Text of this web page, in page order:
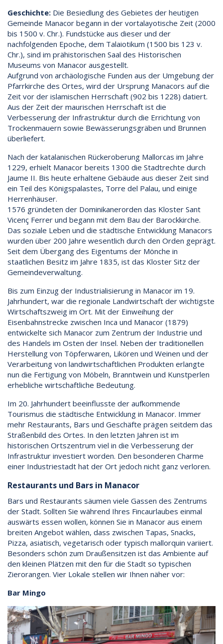
Geschichte: Die Besiedlung des Gebietes der heutigen
Gemeinde Manacor begann in der vortalayotische Zeit (2000
bis 1500 v. Chr.). Fundstücke aus dieser und der
nachfolgenden Epoche, dem Talaiotikum (1500 bis 123 v.
Chr.), sind im prähistorischen Saal des Historischen
Museums von Manacor ausgestellt.
Aufgrund von archäologische Funden aus der Umgebung der
Pfarrkirche des Ortes, wird der Ursprung Manacors auf die
Zeit vor der islamischen Herrschaft (902 bis 1228) datiert.
Aus der Zeit der maurischen Herrschaft ist die
Verbesserung der Infrastruktur durch die Errichtung von
Trockenmauern sowie Bewässerungsgräben und Brunnen
überliefert.
Nach der katalanischen Rückeroberung Mallorcas im Jahre
1229, erhielt Manacor bereits 1300 die Stadtrechte durch
Jaume II. Bis heute erhaltene Gebäude aus dieser Zeit sind
ein Teil des Königspalastes, Torre del Palau, und einige
Herrenhäuser.
1576 gründeten der Dominikanerorden das Kloster Sant
Vicenç Ferrer und begann mit dem Bau der Barockkirche.
Das soziale Leben und die städtische Entwicklung Manacors
wurden über 200 Jahre wesentlich durch den Orden geprägt.
Seit dem Übergang des Eigentums der Mönche in
staatlichen Besitz im Jahre 1835, ist das Kloster Sitz der
Gemeindeverwaltung.
Bis zum Einzug der Industrialisierung in Manacor im 19.
Jahrhundert, war die regionale Landwirtschaft der wichtigste
Wirtschaftszweig im Ort. Mit der Einweihung der
Eisenbahnstrecke zwischen Inca und Manacor (1879)
entwickelte sich Manacor zum Zentrum der Industrie und
des Handels im Osten der Insel. Neben der traditionellen
Herstellung von Töpferwaren, Likören und Weinen und der
Verarbeitung von landwirtschaftlichen Produkten erlangte
nun die Fertigung von Möbeln, Branntwein und Kunstperlen
erhebliche wirtschaftliche Bedeutung.
Im 20. Jahrhundert beeinflusste der aufkommende
Tourismus die städtische Entwicklung in Manacor. Immer
mehr Restaurants, Bars und Geschäfte prägen seitdem das
Straßenbild des Ortes. In den letzten Jahren ist im
historischen Ortszentrum viel in die Verbesserung der
Infrastruktur investiert worden. Den besonderen Charme
einer Industriestadt hat der Ort jedoch nicht ganz verloren.
Restaurants und Bars in Manacor
Bars und Restaurants säumen viele Gassen des Zentrums
der Stadt. Sollten Sie während Ihres Fincaurlaubes einmal
auswärts essen wollen, können Sie in Manacor aus einem
breiten Angebot wählen, dass zwischen Tapas, Snacks,
Pizza, asiatisch, vegetarisch oder typisch mallorquin variiert.
Besonders schön zum Draußensitzen ist das Ambiente auf
den kleinen Plätzen mit den für die Stadt so typischen
Zierorangen. Vier Lokale stellen wir Ihnen näher vor:
Bar Mingo